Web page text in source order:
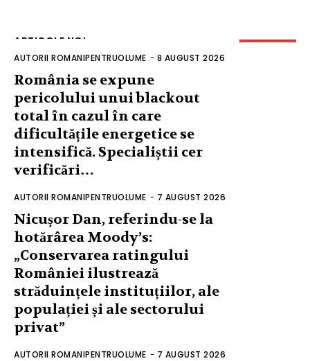
ARTICOLE NOI
AUTORII ROMANIPENTRUOLUME - 8 AUGUST 2026
România se expune
pericolului unui blackout
total în cazul în care
dificultățile energetice se
intensifică. Specialiștii cer
verificări…
AUTORII ROMANIPENTRUOLUME - 7 AUGUST 2026
Nicușor Dan, referindu-se la
hotărârea Moody’s:
„Conservarea ratingului
României ilustrează
străduințele instituțiilor, ale
populației și ale sectorului
privat”
AUTORII ROMANIPENTRUOLUME - 7 AUGUST 2026